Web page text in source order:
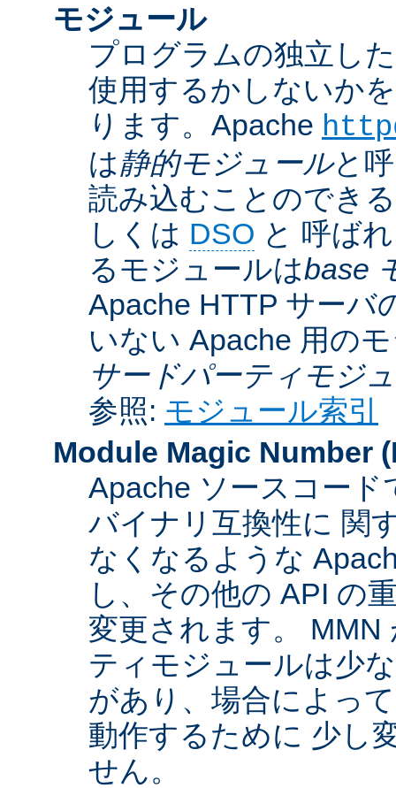
モジュール
プログラムの独立し
使用するかしないか
ります。Apache
は静的モジュールと
読み込むことのでき
しくは DSO と 呼ば
るモジュールはbase
Apache HTTP サーバ
いない Apache 用の
サードパーティモジ
参照: モジュール索引
Module Magic Number (
Apache ソースコー
バイナリ互換性に 関
なくなるような
し、その他の API の
変更されます。
ティモジュールは少
があり、場合によっ
動作するために 少し
せん。